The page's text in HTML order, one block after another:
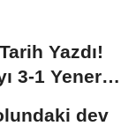
Yazdı!
3-1 Yenerek
dev